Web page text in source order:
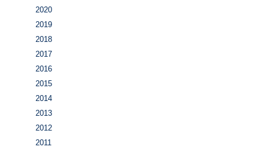
2020
2019
2018
2017
2016
2015
2014
2013
2012
2011